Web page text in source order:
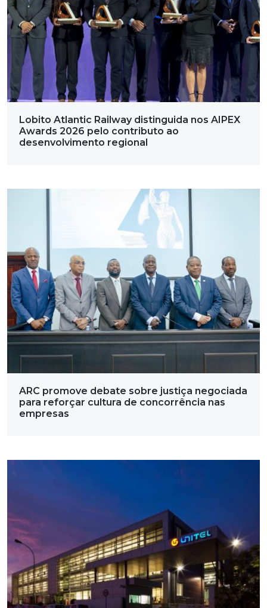
Lobito Atlantic Railway distinguida nos AIPEX
Awards 2026 pelo contributo ao
desenvolvimento regional
ARC promove debate sobre justiça negociada
para reforçar cultura de concorrência nas
empresas